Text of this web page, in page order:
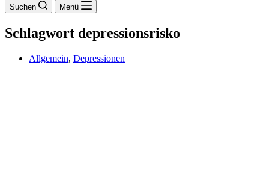
Suchen Menü
Schlagwort depressionsrisko
Allgemein, Depressionen